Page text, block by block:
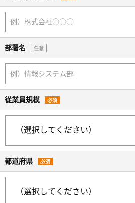
部署名 任意
従業員規模 必須
都道府県 必須